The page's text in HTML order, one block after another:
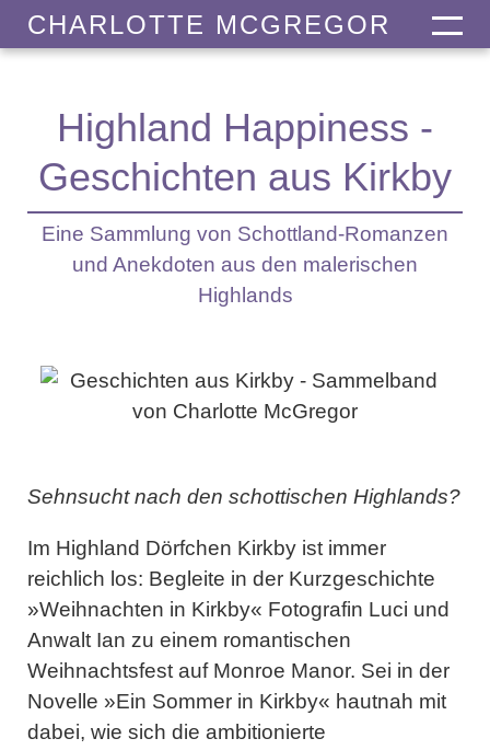
CHARLOTTE MCGREGOR
Highland Happiness -
Geschichten aus Kirkby
Eine Sammlung von Schottland-Romanzen
und Anekdoten aus den malerischen
Highlands
Sehnsucht nach den schottischen Highlands?
Im Highland Dörfchen Kirkby ist immer
reichlich los: Begleite in der Kurzgeschichte
»Weihnachten in Kirkby« Fotografin Luci und
Anwalt Ian zu einem romantischen
Weihnachtsfest auf Monroe Manor. Sei in der
Novelle »Ein Sommer in Kirkby« hautnah mit
dabei, wie sich die ambitionierte